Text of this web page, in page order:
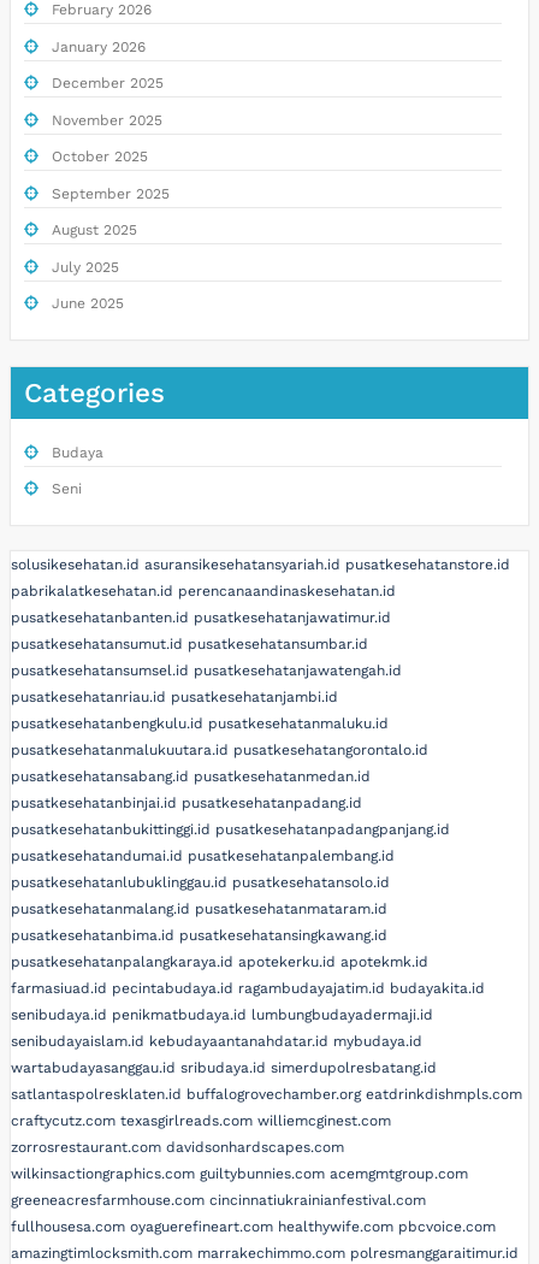
February 2026
January 2026
December 2025
November 2025
October 2025
September 2025
August 2025
July 2025
June 2025
Categories
Budaya
Seni
solusikesehatan.id asuransikesehatansyariah.id pusatkesehatanstore.id
pabrikalatkesehatan.id perencanaandinaskesehatan.id
pusatkesehatanbanten.id pusatkesehatanjawatimur.id
pusatkesehatansumut.id pusatkesehatansumbar.id
pusatkesehatansumsel.id pusatkesehatanjawatengah.id
pusatkesehatanriau.id pusatkesehatanjambi.id
pusatkesehatanbengkulu.id pusatkesehatanmaluku.id
pusatkesehatanmalukuutara.id pusatkesehatangorontalo.id
pusatkesehatansabang.id pusatkesehatanmedan.id
pusatkesehatanbinjai.id pusatkesehatanpadang.id
pusatkesehatanbukittinggi.id pusatkesehatanpadangpanjang.id
pusatkesehatandumai.id pusatkesehatanpalembang.id
pusatkesehatanlubuklinggau.id pusatkesehatansolo.id
pusatkesehatanmalang.id pusatkesehatanmataram.id
pusatkesehatanbima.id pusatkesehatansingkawang.id
pusatkesehatanpalangkaraya.id apotekerku.id apotekmk.id
farmasiuad.id pecintabudaya.id ragambudayajatim.id budayakita.id
senibudaya.id penikmatbudaya.id lumbungbudayadermaji.id
senibudayaislam.id kebudayaantanahdatar.id mybudaya.id
wartabudayasanggau.id sribudaya.id simerdupolresbatang.id
satlantaspolresklaten.id buffalogrovechamber.org eatdrinkdishmpls.com
craftycutz.com texasgirlreads.com williemcginest.com
zorrosrestaurant.com davidsonhardscapes.com
wilkinsactiongraphics.com guiltybunnies.com acemgmtgroup.com
greeneacresfarmhouse.com cincinnatiukrainianfestival.com
fullhousesa.com oyaguerefineart.com healthywife.com pbcvoice.com
amazingtimlocksmith.com marrakechimmo.com polresmanggaraitimur.id